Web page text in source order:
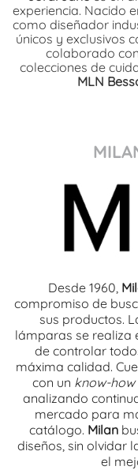
experiencia. Nacido
como diseñador
únicos y exclusivos
colaborado
colecciones de
MLN
Desde 1960,
compromiso de
sus productos.
lámparas se realiza
de controlar
máxima calidad.
con un know-how
analizando
mercado para
catálogo. Milan
diseños, sin olvidar
el